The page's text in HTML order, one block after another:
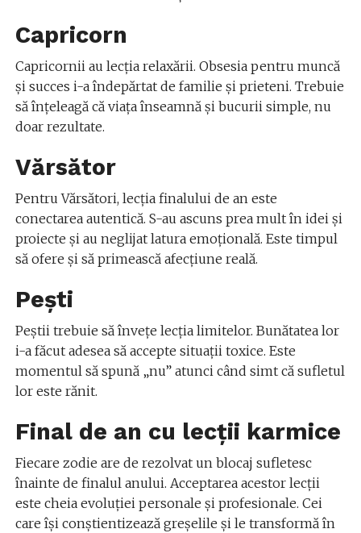
Capricorn
Capricornii au lecția relaxării. Obsesia pentru muncă
și succes i-a îndepărtat de familie și prieteni. Trebuie
să înțeleagă că viața înseamnă și bucurii simple, nu
doar rezultate.
Vărsător
Pentru Vărsători, lecția finalului de an este
conectarea autentică. S-au ascuns prea mult în idei și
proiecte și au neglijat latura emoțională. Este timpul
să ofere și să primească afecțiune reală.
Pești
Peștii trebuie să învețe lecția limitelor. Bunătatea lor
i-a făcut adesea să accepte situații toxice. Este
momentul să spună „nu” atunci când simt că sufletul
lor este rănit.
Final de an cu lecții karmice
Fiecare zodie are de rezolvat un blocaj sufletesc
înainte de finalul anului. Acceptarea acestor lecții
este cheia evoluției personale și profesionale. Cei
care își conștientizează greșelile și le transformă în